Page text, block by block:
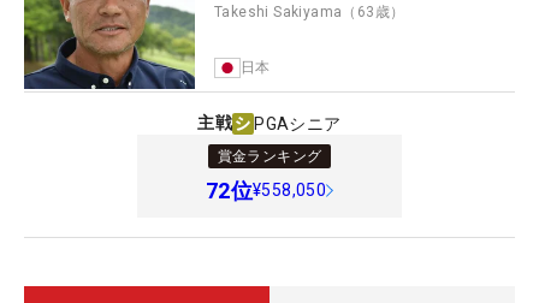
Takeshi Sakiyama （63歳）
日本
主戦 PGAシニア
賞金ランキング
72位¥558,050